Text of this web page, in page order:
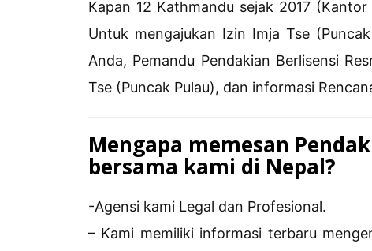
Kapan 12 Kathmandu sejak 2017
Untuk mengajukan Izin Imja Tse
Anda, Pemandu Pendakian Berlisensi
Tse (Puncak Pulau), dan informasi
Mengapa memesan
bersama kami di Nepal?
-Agensi kami Legal dan Profesional.
– Kami memiliki informasi terbaru